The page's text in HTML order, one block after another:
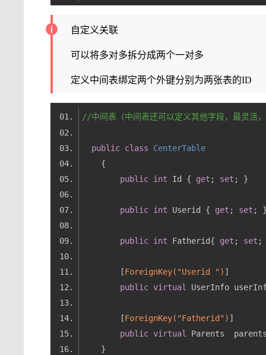
自定义关联
可以将多对多拆分成两个一对多
定义中间表绑定两个外键分别为两张表的ID
//中间表（中间表还可以定义其他字段，最灵活，
public class
CenterTable
public int Id { get ; set
public int Userid { get ; set
public int Fatherid{ get ; set
[ForeignKey( "Userid ")
public virtual UserInfo
[ForeignKey( "Fatherid")
public virtual Parents